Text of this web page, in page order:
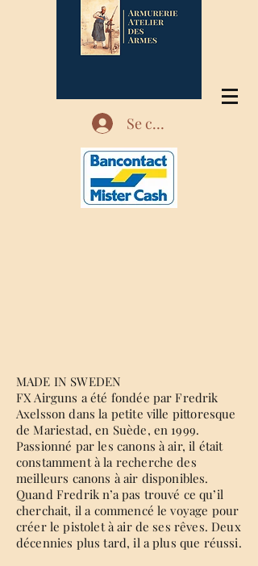
Se connecter
MADE IN SWEDEN
FX Airguns a été fondée par Fredrik
Axelsson dans la petite ville pittoresque
de Mariestad, en Suède, en 1999.
Passionné par les canons à air, il était
constamment à la recherche des
meilleurs canons à air disponibles.
Quand Fredrik n’a pas trouvé ce qu’il
cherchait, il a commencé le voyage pour
créer le pistolet à air de ses rêves. Deux
décennies plus tard, il a plus que réussi.